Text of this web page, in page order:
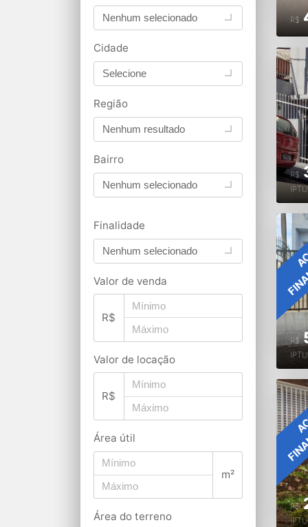
Nenhum selecionado
Cidade
Selecione
Região
Nenhum resultado
Bairro
Nenhum selecionado
Finalidade
Nenhum selecionado
Valor de venda
R$
Valor de locação
R$
Área útil
m²
Área do terreno
R$
R$
R$
IPTU
R$